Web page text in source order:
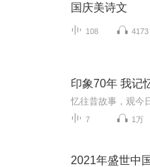
国庆美诗文
108 4173
印象70年 我记
7 1万
2021年盛世中